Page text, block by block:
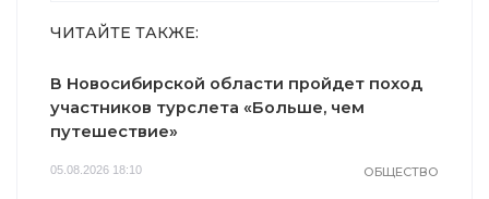
ЧИТАЙТЕ ТАКЖЕ:
В Новосибирской области пройдет поход
участников турслета «Больше, чем
путешествие»
05.08.2026 18:10 ОБЩЕСТВО